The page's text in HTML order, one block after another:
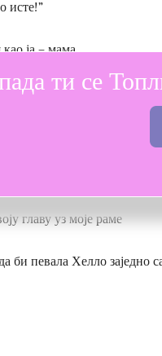
исте!”
ја – мама
моја беба
шта је сањала
фрижидер и кука да ће
главу уз моје раме
би певала Хелло заједно
ти се